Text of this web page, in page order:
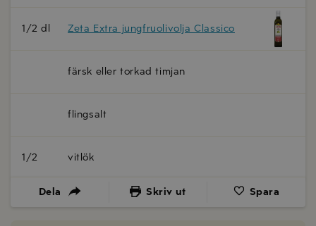
1/2 dl Zeta Extra jungfruolivolja Classico
färsk eller torkad timjan
flingsalt
1/2 vitlök
Dela Skriv ut Spara